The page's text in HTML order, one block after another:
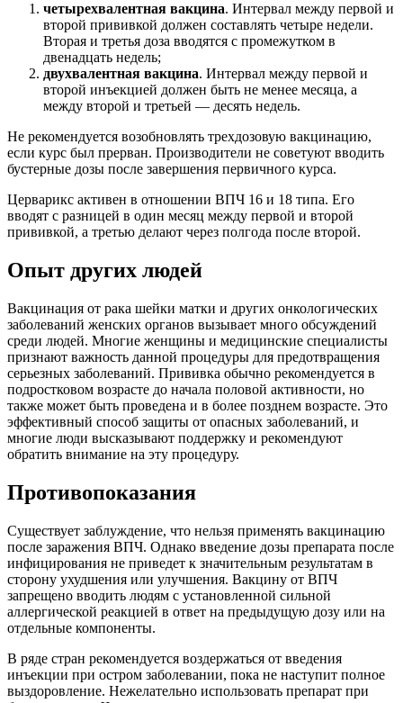
четырехвалентная вакцина. Интервал между первой и
второй прививкой должен составлять четыре недели.
Вторая и третья доза вводятся с промежутком в
двенадцать недель;
двухвалентная вакцина. Интервал между первой и
второй инъекцией должен быть не менее месяца, а
между второй и третьей — десять недель.
Не рекомендуется возобновлять трехдозовую вакцинацию,
если курс был прерван. Производители не советуют вводить
бустерные дозы после завершения первичного курса.
Церварикс активен в отношении ВПЧ 16 и 18 типа. Его
вводят с разницей в один месяц между первой и второй
прививкой, а третью делают через полгода после второй.
Опыт других людей
Вакцинация от рака шейки матки и других онкологических
заболеваний женских органов вызывает много обсуждений
среди людей. Многие женщины и медицинские специалисты
признают важность данной процедуры для предотвращения
серьезных заболеваний. Прививка обычно рекомендуется в
подростковом возрасте до начала половой активности, но
также может быть проведена и в более позднем возрасте. Это
эффективный способ защиты от опасных заболеваний, и
многие люди высказывают поддержку и рекомендуют
обратить внимание на эту процедуру.
Противопоказания
Существует заблуждение, что нельзя применять вакцинацию
после заражения ВПЧ. Однако введение дозы препарата после
инфицирования не приведет к значительным результатам в
сторону ухудшения или улучшения. Вакцину от ВПЧ
запрещено вводить людям с установленной сильной
аллергической реакцией в ответ на предыдущую дозу или на
отдельные компоненты.
В ряде стран рекомендуется воздержаться от введения
инъекции при остром заболевании, пока не наступит полное
выздоровление. Нежелательно использовать препарат при